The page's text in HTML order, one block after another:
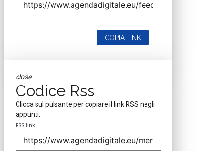
COPIA LINK
close
Codice Rss
Clicca sul pulsante per copiare il link RSS negli
appunti.
RSS link